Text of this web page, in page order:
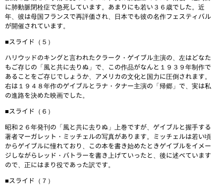
に肺動脈閉栓症で急死しています。あまりにも若い３６歳でした。近
年、彼は母国フランスで再評価され、日本でも彼の名作フェスティバル
が開催されています。
■スライド（５）
ハリウッドのキングと言われたクラーク・ゲイブル主演の、左はどなた
もご存じの「風と共に去りぬ」で、この作品がなんと１９３９年制作で
あることをご存じでしょうか、アメリカの文化と国力に圧倒されます。
右は１９４８年作のゲイブルとラナ・タナー主演の「帰郷」で、実は私
の進路を決めた映画でした。
■スライド（６）
昭和２６年発刊の「風と共に去りぬ」上巻ですが、ゲイブルと握手する
著者マーガレット・ミッチェルの写真があります。ミッチェルは若い頃
からゲイブルに憧れており、この本を書き始めたときゲイブルをイメー
ジしながらレッド・バトラーを書き上げていったと、後に述べています
ので、正にはまり役であった訳です。
■スライド（７）